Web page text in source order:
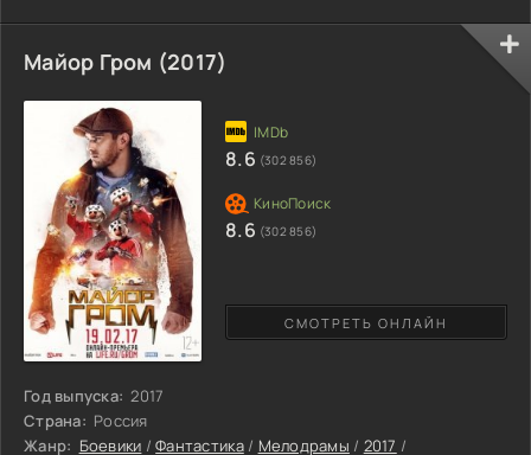
поворачивается спиной к Николаю, получает удар по голове
молотком и умирает. Не дождавшись соли, к соседке приходит
жена Коли. Увидев убитую соседку, Катя собирается вызвать
Майор Гром (2017)
Год выпуска: 2017
Страна: Россия
Жанр: Боевики /Фантастика/ Мелодрамы / 2017 /
СМОТРЕТЬ ОНЛАЙН
8.6 (302 856)
8.6 (302 856)